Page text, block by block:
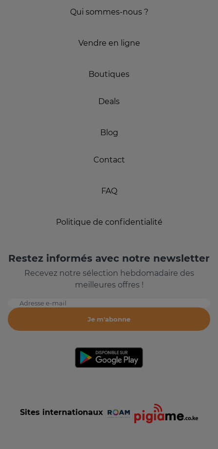
Qui sommes-nous ?
Vendre en ligne
Boutiques
Deals
Blog
Contact
FAQ
Politique de confidentialité
Restez informés avec notre newsletter
Recevez notre sélection hebdomadaire des
meilleures offres !
Adresse e-mail
Je m'abonne
Sites internationaux